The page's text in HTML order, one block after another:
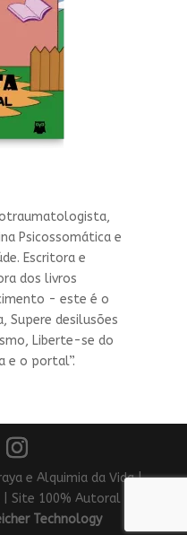
Psicossomática e
Escritora e
dos livros
- este é o
Supere desilusões
Liberte-se do
e o portal”.
e Alquimia da Vida |
Site 100% Autoral |
Technology